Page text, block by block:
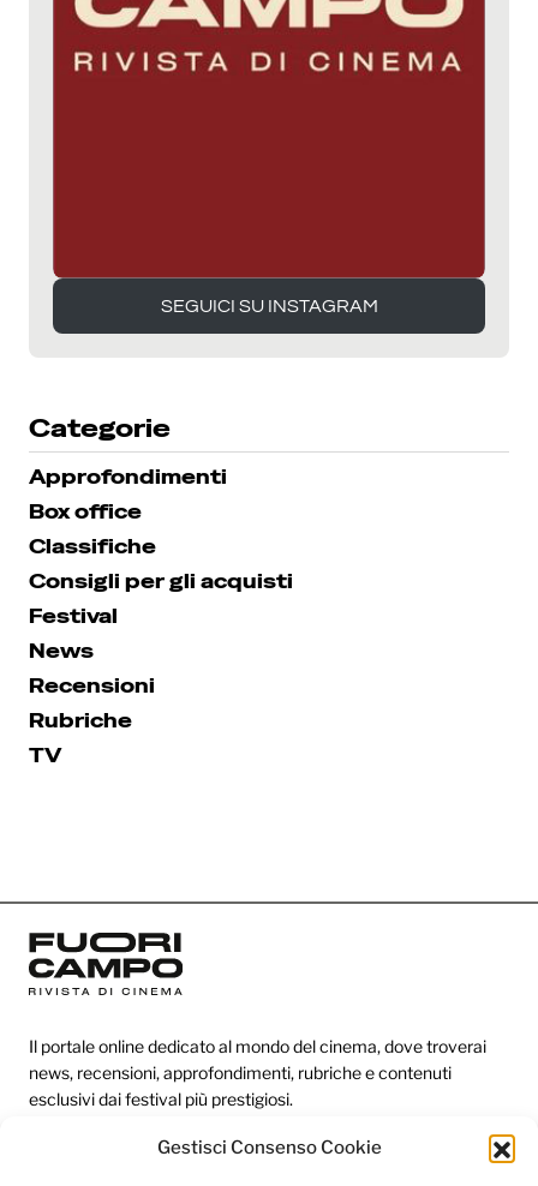
Gestisci Consenso Cookie
SEGUICI SU INSTAGRAM
SEGUICI SU INSTAGRAM
Categorie
Approfondimenti
Box office
Classifiche
Consigli per gli acquisti
Festival
News
Recensioni
Rubriche
TV
Il portale online dedicato al mondo del cinema, dove troverai
news, recensioni, approfondimenti, rubriche e contenuti
esclusivi dai festival più prestigiosi.